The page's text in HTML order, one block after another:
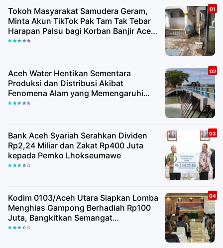
Tokoh Masyarakat Samudera Geram,
Minta Akun TikTok Pak Tam Tak Tebar
Harapan Palsu bagi Korban Banjir Aceh
Utara
Aceh Water Hentikan Sementara
Produksi dan Distribusi Akibat
Fenomena Alam yang Memengaruhi
Kualitas Air Baku
Bank Aceh Syariah Serahkan Dividen
Rp2,24 Miliar dan Zakat Rp400 Juta
kepada Pemko Lhokseumawe
Kodim 0103/Aceh Utara Siapkan Lomba
Menghias Gampong Berhadiah Rp100
Juta, Bangkitkan Semangat
Kemerdekaan hingga Pelosok Desa